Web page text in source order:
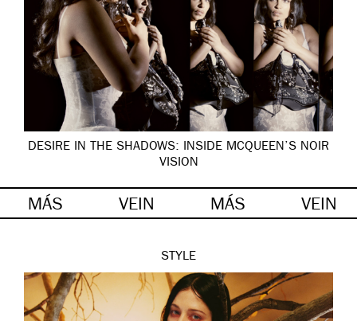
DESIRE IN THE SHADOWS: INSIDE MCQUEEN’S NOIR
VISION
MÁS VEIN MÁS VEIN
STYLE